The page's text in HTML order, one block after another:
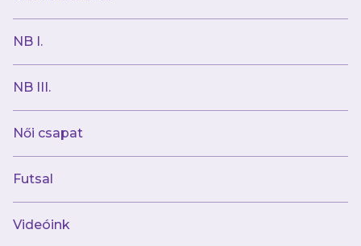
NB I.
NB III.
Női csapat
Futsal
Videóink
2024.01.03
Elkezdődött a felkészülés